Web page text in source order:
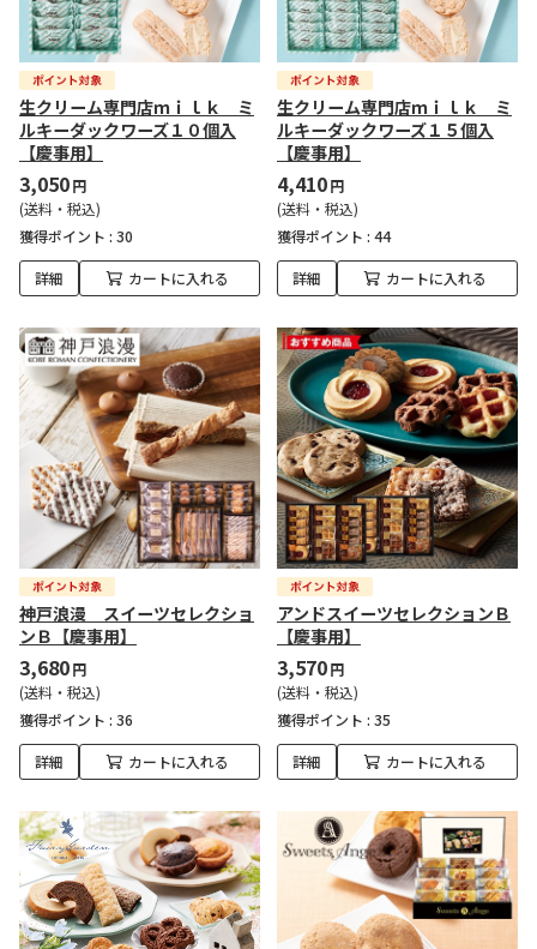
生クリーム専門店ｍｉｌｋ ミ
ルキーダックワーズ１０個入
【慶事用】
3,050円
(送料・税込)
獲得ポイント : 30
詳細 カートに入れる
生クリーム専門店ｍｉｌｋ ミ
ルキーダックワーズ１５個入
【慶事用】
4,410円
(送料・税込)
獲得ポイント : 44
詳細 カートに入れる
神戸浪漫 スイーツセレクショ
ンＢ【慶事用】
3,680円
(送料・税込)
獲得ポイント : 36
詳細 カートに入れる
アンドスイーツセレクションＢ
【慶事用】
3,570円
(送料・税込)
獲得ポイント : 35
詳細 カートに入れる